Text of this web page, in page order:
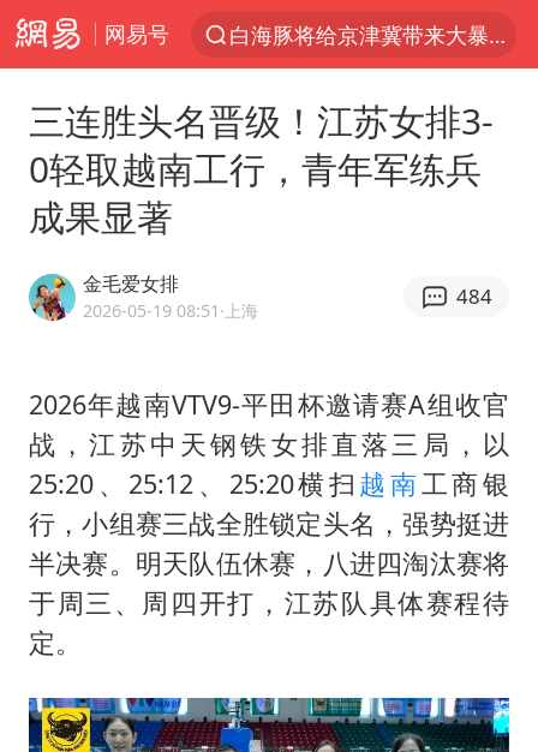
网易号
上半年我国经营主体结构持续优化
中国籍豪华游艇富商之子在泰国被杀
《披荆斩棘2026》阵容官宣
国足U17与阿森纳决赛取消 并列冠军
上门女婿出轨女邻居多年被判重婚罪
2025年小学教师减少13.19万
女子发现前夫婚内与第三者育子
以军士兵把枪口对准中国记者
笔试第一被劝弃考涉事副校长被撤职
挡“张雪机车”民进党当局怕什么
三连胜头名晋级！江苏女排3-
0轻取越南工行，青年军练兵
成果显著
金毛爱女排
2026-05-19 08:51 ·上海
484
2026年越南VTV9-平田杯邀请赛A组收官
战，江苏中天钢铁女排直落三局，以
25:20、25:12、25:20横扫 越南工商银
行，小组赛三战全胜锁定头名，强势挺进
半决赛。明天队伍休赛，八进四淘汰赛将
于周三、周四开打，江苏队具体赛程待
定。